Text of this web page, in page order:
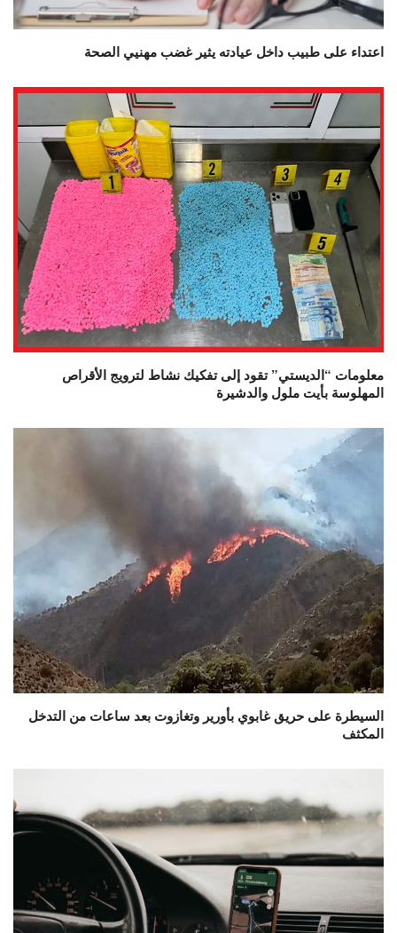
اعتداء على طبيب داخل عيادته يثير غضب مهنيي الصحة
معلومات “الديستي” تقود إلى تفكيك نشاط لترويج الأقراص
المهلوسة بأيت ملول والدشيرة
السيطرة على حريق غابوي بأورير وتغازوت بعد ساعات من التدخل
المكثف